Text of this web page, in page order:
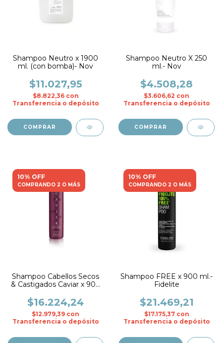
Shampoo Neutro x 1900
ml. (con bomba)- Nov
$11.027,95
$8.822,36 con
Transferencia o depósito
Shampoo Neutro X 250
ml.- Nov
$4.508,28
$3.606,62 con
Transferencia o depósito
10% OFF
COMPRANDO 2 O MÁS
Shampoo Cabellos Secos
& Castigados Caviar x 900
$16.224,24
$12.979,39 con
Transferencia o depósito
10% OFF
COMPRANDO 2 O MÁS
Shampoo FREE x 900 ml.-
Fidelite
$21.469,21
$17.175,37 con
Transferencia o depósito